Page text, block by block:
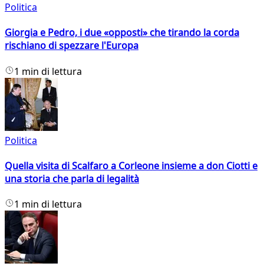
Politica
Giorgia e Pedro, i due «opposti» che tirando la corda
rischiano di spezzare l'Europa
1 min di lettura
Politica
Quella visita di Scalfaro a Corleone insieme a don Ciotti e
una storia che parla di legalità
1 min di lettura